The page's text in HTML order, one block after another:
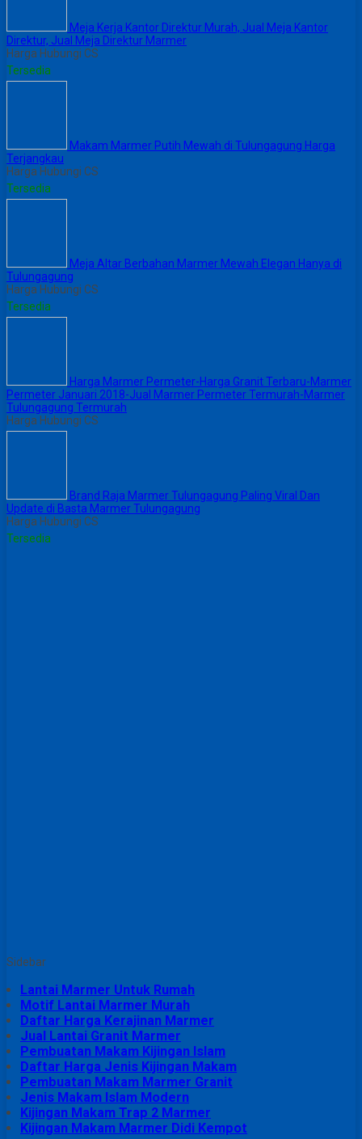
Meja Kerja Kantor Direktur Murah, Jual Meja Kantor
Direktur, Jual Meja Direktur Marmer
Harga Hubungi CS
Tersedia
Makam Marmer Putih Mewah di Tulungagung Harga
Terjangkau
Harga Hubungi CS
Tersedia
Meja Altar Berbahan Marmer Mewah Elegan Hanya di
Tulungagung
Harga Hubungi CS
Tersedia
Harga Marmer Permeter-Harga Granit Terbaru-Marmer
Permeter Januari 2018-Jual Marmer Permeter Termurah-Marmer
Tulungagung Termurah
Harga Hubungi CS
Brand Raja Marmer Tulungagung Paling Viral Dan
Update di Basta Marmer Tulungagung
Harga Hubungi CS
Tersedia
Sidebar
Lantai Marmer Untuk Rumah
Motif Lantai Marmer Murah
Daftar Harga Kerajinan Marmer
Jual Lantai Granit Marmer
Pembuatan Makam Kijingan Islam
Daftar Harga Jenis Kijingan Makam
Pembuatan Makam Marmer Granit
Jenis Makam Islam Modern
Kijingan Makam Trap 2 Marmer
Kijingan Makam Marmer Didi Kempot